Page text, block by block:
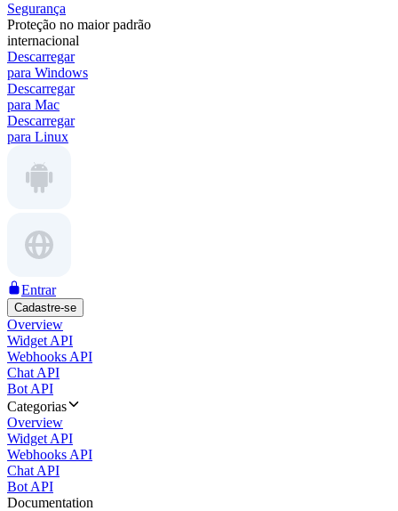
Segurança
Proteção no maior padrão
internacional
Descarregar
para Windows
Descarregar
para Mac
Descarregar
para Linux
Entrar
Cadastre-se
Overview
Widget API
Webhooks API
Chat API
Bot API
Categorias
Overview
Widget API
Webhooks API
Chat API
Bot API
Documentation